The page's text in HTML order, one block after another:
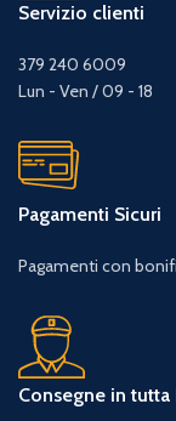
Servizio clienti
379 240 6009
Lun - Ven / 09 - 18
Pagamenti Sicuri
Pagamenti con
Consegne in tutta